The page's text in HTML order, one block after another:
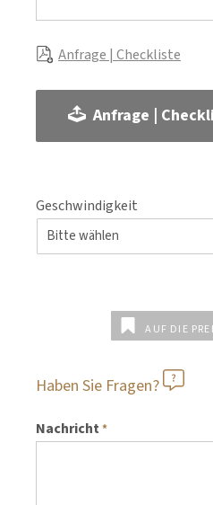
Anfrage | Checkliste
Anfrage |
Geschwindigkeit
AUF DIE
Haben Sie Fragen?
Nachricht*